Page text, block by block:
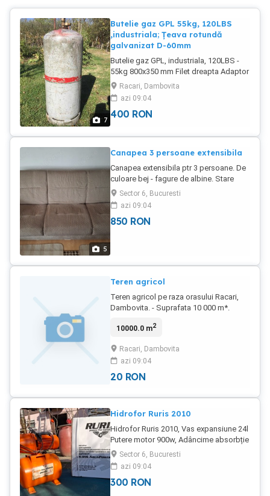
7
Butelie gaz GPL 55kg, 120LBS
,industriala; Țeava rotundă
galvanizat D-60mm
Butelie gaz GPL, industriala, 120LBS -
55kg 800x350 mm Filet dreapta Adaptor
dreapta-stânga. 1 buc. 400lei Țeava
rotundă galvanizata 60mm x 4mm x
1950mm 14 buc. - 50lei buc
Racari, Dambovita
azi 09:04
400 RON
5
Canapea 3 persoane extensibila
Canapea extensibila ptr 3 persoane. De
culoare bej - fagure de albine. Stare
foarte bună. Dotata cu lada depozitare.
Sector 6, Bucuresti
azi 09:04
850 RON
Teren agricol
Teren agricol pe raza orasului Racari,
Dambovita. - Suprafata 10 000 m*.
m* Tarla 54 3 parcela 44
10000.0 m2
Racari, Dambovita
azi 09:04
20 RON
Hidrofor Ruris 2010
Hidrofor Ruris 2010, Vas expansiune 24l
Putere motor 900w, Adâncime absorbție
9m, Înălțime refulare 50m. Anexe:
Robinet 1" Supapa sens Cot 90* , 1"
bronz Racord 1" pvc, Teava 1" Cot 90*
de 1" ptr teava pvc 1" Preț 300 lei
Sector 6, Bucuresti
azi 09:04
300 RON